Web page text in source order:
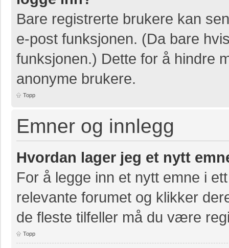
Bare registrerte brukere kan
e-post funksjonen. (Da bare
funksjonen.) Dette for å hindre
anonyme brukere.
Topp
Emner og innlegg
Hvordan lager jeg et nytt
For å legge inn et nytt emne i
relevante forumet og klikker
de fleste tilfeller må du være
Topp